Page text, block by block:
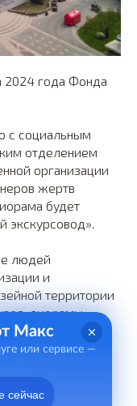
2024 года Фонда
с социальным
отделением
организации
жертв
будет
экскурсовод».
людей
и
территории
диорамы
Макс
или сервисе —
сейчас